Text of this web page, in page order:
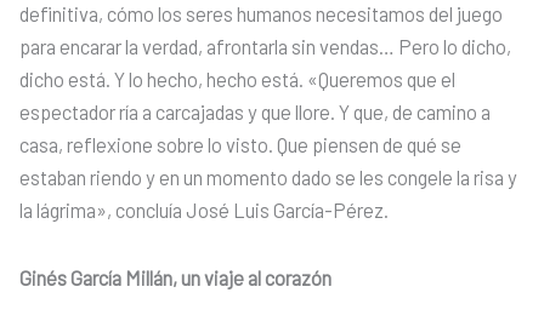
definitiva, cómo los seres humanos necesitamos del juego
para encarar la verdad, afrontarla sin vendas… Pero lo dicho,
dicho está. Y lo hecho, hecho está. «Queremos que el
espectador ría a carcajadas y que llore. Y que, de camino a
casa, reflexione sobre lo visto. Que piensen de qué se
estaban riendo y en un momento dado se les congele la risa y
la lágrima», concluía José Luis García-Pérez.
Ginés García Millán, un viaje al corazón